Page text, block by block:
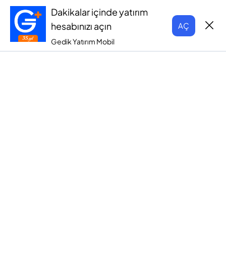
Dakikalar içinde yatırım
hesabınızı açın
Gedik Yatırım Mobil
AÇ